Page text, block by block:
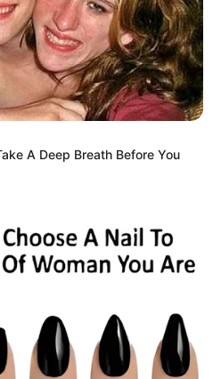
Kantor Shopee
dengan
A Deep Breath Before You